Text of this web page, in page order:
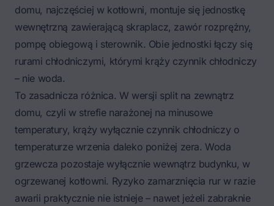
domu, najczęściej w kotłowni, montuje się jednostkę
wewnętrzną zawierającą skraplacz, zawór rozprężny,
pompę obiegową i sterownik. Obie jednostki łączy się
rurami chłodniczymi, którymi krąży czynnik chłodniczy
– nie woda.
To zasadnicza różnica. W wersji split na zewnątrz
domu, czyli w strefie narażonej na minusowe
temperatury, krąży wyłącznie czynnik chłodniczy o
temperaturze wrzenia daleko poniżej zera. Woda
grzewcza pozostaje wyłącznie wewnątrz budynku, w
ogrzewanej kotłowni. Ryzyko zamarznięcia rur w razie
awarii praktycznie nie istnieje – nawet jeżeli zabraknie